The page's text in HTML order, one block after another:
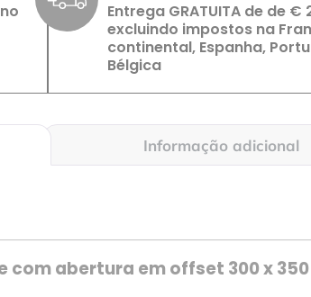
Entrega GRATUITA de de €
excluindo impostos na
continental, Espanha,
Bélgica
Informação adicional
abertura em offset 300 x